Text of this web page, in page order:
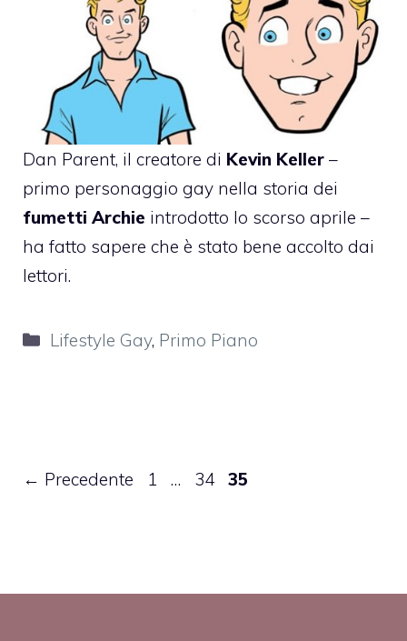
Dan Parent, il creatore di Kevin Keller –
primo personaggio gay nella storia dei
fumetti Archie introdotto lo scorso aprile –
ha fatto sapere che è stato bene accolto dai
lettori.
Categorie
Lifestyle Gay, Primo Piano
← Precedente Pagina
1 … Pagina
34 Pagina
35